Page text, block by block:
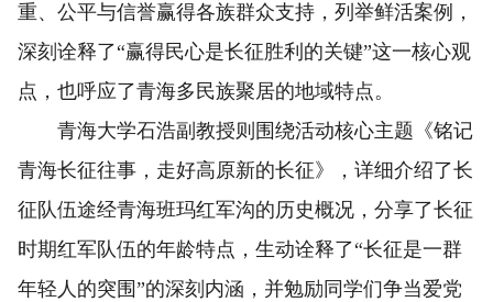
重、公平与信誉赢得各族群众支持，列举鲜活案例，
深刻诠释了“赢得民心是长征胜利的关键”这一核心观
点，也呼应了青海多民族聚居的地域特点。
青海大学石浩副教授则围绕活动核心主题《铭记
青海长征往事，走好高原新的长征》，详细介绍了长
征队伍途经青海班玛红军沟的历史概况，分享了长征
时期红军队伍的年龄特点，生动诠释了“长征是一群
年轻人的突围”的深刻内涵，并勉励同学们争当爱党